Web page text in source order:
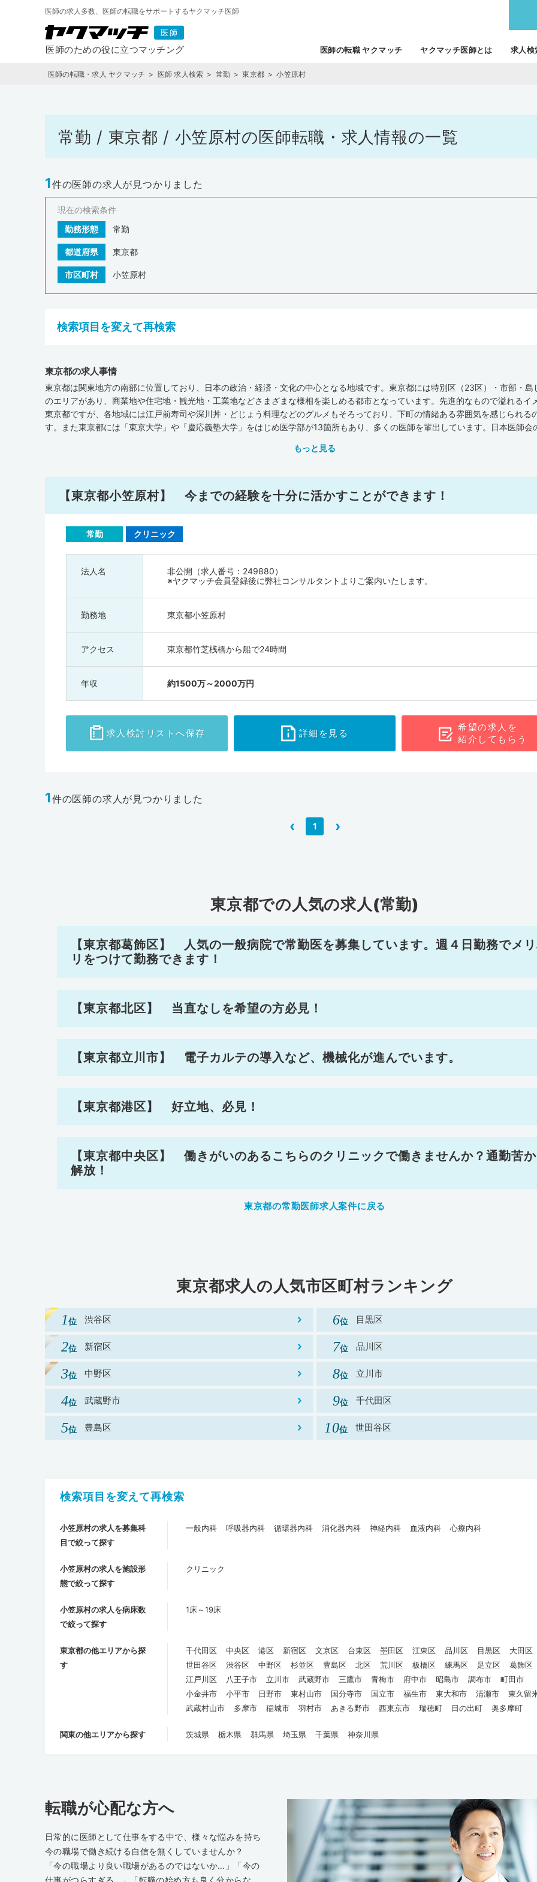
医師の求人多数、医師の転職をサポートするヤクマッチ医師
医師の転職 ヤクマッチ ヤクマッチ医師とは 求人検
医師の転職・求人 ヤクマッチ 医師 求人検索 常勤 東京都 小笠原村
常勤 / 東京都 / 小笠原村の医師転職・求人情報の一覧
1件の医師の求人が見つかりました
現在の検索条件
勤務形態
常勤
都道府県 東京都
市区町村 小笠原村
検索項目を変えて再検索
東京都の求人事情
東京都は関東地方の南部に位置しており、日本の政治・経済・文化の中心となる地域です。東京都には特別区（23区）・市部・島
のエリアがあり、商業地や住宅地・観光地・工業地などさまざまな様相を楽しめる都市となっています。先進的なもので溢れるイ
東京都ですが、各地域には江戸前寿司や深川丼・どじょう料理などのグルメもそろっており、下町の情緒ある雰囲気を感じられる
す。また東京都には「東京大学」や「慶応義塾大学」をはじめ医学部が13箇所もあり、多くの医師を輩出しています。日本医師会
診療所が1,577軒、在宅療養支援病院が128軒、介護施設が17,220軒あります。全国平均施設数(人口10万人あたり)と比べてみると
国平均を下まわっています。東京都には「順天堂大学付属病院」などの大学病院も多く、医学研究や医療機器についての研修会も
で1,277人でした。東京都の医師の人数を人口10万人あたりに換算すると、都全体で328人（全国平均は246人）、世田谷区で216
もっと見る
【東京都小笠原村】 今までの経験を十分に活かすことができます！
常勤 クリニック
法人名
非公開（求人番号：249880）
※ヤクマッチ会員登録後に弊社コンサルタントよりご案内いたします。
勤務地 東京都小笠原村
アクセス 東京都竹芝桟橋から船で24時間
年収 約1500万～2000万円
求人検討 リストへ保存 詳細を見る
希望の求人を
紹介してもらう
1件の医師の求人が見つかりました
‹ 1 ›
東京都での人気の求人(常勤)
【東京都葛飾区】 人気の一般病院で常勤医を募集しています。週４日勤務でメ
リをつけて勤務できます！
【東京都北区】 当直なしを希望の方必見！
【東京都立川市】 電子カルテの導入など、機械化が進んでいます。
【東京都港区】 好立地、必見！
【東京都中央区】 働きがいのあるこちらのクリニックで働きませんか？通勤苦
解放！
東京都の常勤医師求人案件に戻る
東京都求人の人気市区町村ランキング
渋谷区
新宿区
中野区
武蔵野市
豊島区
目黒区
品川区
立川市
千代田区
世田谷区
検索項目を変えて再検索
小笠原村の求人を募集科
目で絞って探す
一般内科 呼吸器内科 循環器内科 消化器内科 神経内科 血液内科 心療内科
小笠原村の求人を施設形
態で絞って探す
クリニック
小笠原村の求人を病床数
で絞って探す
1床～19床
東京都の他エリアから探
す
千代田区 中央区 港区 新宿区 文京区 台東区 墨田区 江東区 品川区 目黒区
大田区
世田谷区
渋谷区 中野区 杉並区 豊島区 北区 荒川区 板橋区 練馬区 足立区
葛飾区
江戸川区
八王子市 立川市 武蔵野市 三鷹市 青梅市 府中市 昭島市 調布市
町田市
小金井市
小平市 日野市 東村山市 国分寺市 国立市 福生市 東大和市 清瀬市
東久留
武蔵村山市
多摩市 稲城市 羽村市 あきる野市 西東京市 瑞穂町 日の出町 奥多摩町
関東の他エリアから探す 茨城県 栃木県 群馬県 埼玉県 千葉県 神奈川県
転職が心配な方へ
日常的に医師として仕事をする中で、様々な悩みを持ち
今の職場で働き続ける自信を無くしていませんか？
「今の職場より良い職場があるのではないか…」「今の
仕事がつらすぎる…」「転職の始め方も良く分からな